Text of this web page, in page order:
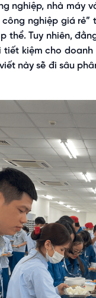
nghiệp, nhà
công nghiệp giá
thể. Tuy nhiên,
tiết kiệm cho
này sẽ đi sâu